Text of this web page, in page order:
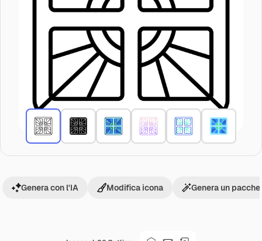
Genera con l'IA Modifica icona Genera un